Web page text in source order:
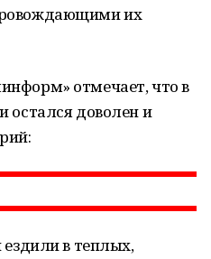
их
отмечает, что в
остался доволен и
в теплых,